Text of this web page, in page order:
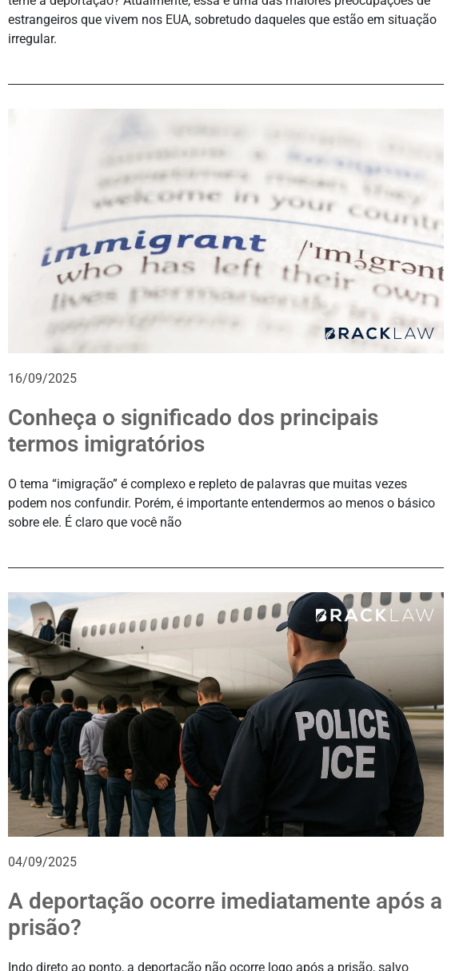
estrangeiros que vivem nos EUA, sobretudo daqueles que estão em situação
irregular.
16/09/2025
Conheça o significado dos principais
termos imigratórios
O tema “imigração” é complexo e repleto de palavras que muitas vezes
podem nos confundir. Porém, é importante entendermos ao menos o básico
sobre ele. É claro que você não
04/09/2025
A deportação ocorre imediatamente após a
prisão?
Indo direto ao ponto, a deportação não ocorre logo após a prisão, salvo